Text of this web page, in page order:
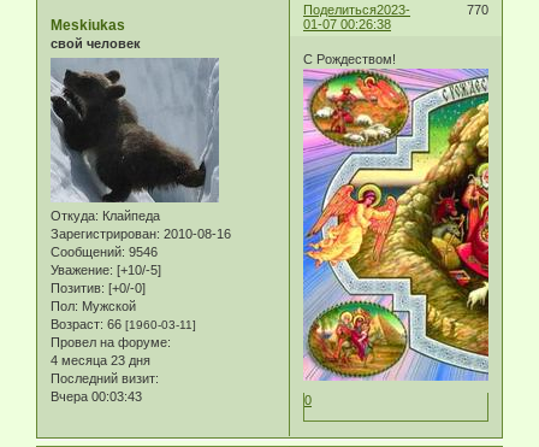
Поделиться 770
2023-
01-07 00:26:38
Meskiukas
свой человек
Откуда: Клайпеда
Зарегистрирован: 2010-08-16
Сообщений: 9546
Уважение: [+10/-5]
Позитив: [+0/-0]
Пол: Мужской
Возраст: 66 [1960-03-11]
Провел на форуме:
4 месяца 23 дня
Последний визит:
Вчера 00:03:43
С Рождеством!
0